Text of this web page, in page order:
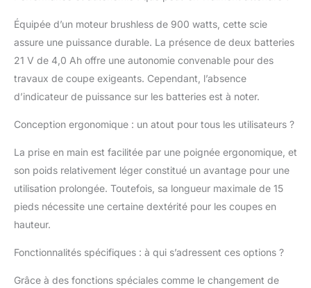
l'entretien des arbres, l'extérieur. [Coupe
multi-angle réglable & piscine d'extension]
Vous pouvez ajuster la longueur d'extension
en augmentant ou en diminuant le nombre
de bielles. Des longueurs d'extension sont
disponibles jusqu'à 2,0 m ou 2,5 m, ce qui
vous permet d'atteindre 15 pieds en toute
sécurité et facilement, éliminant ainsi le
besoin d'échelles instables. Remarque : vous
d'extension pour l'utiliser. La tige d'extension
améliorée offre plusieurs angles réglables
pour différentes situations de coupe, ce qui
facilite la coupe des branches à différents
endroits. [2 Pcs 21V 4000mAh Alimenté par
Batterie Pole Chainsaw] La tronçonneuse à
piles au lithium de grande capacité, vous
périodes sans interruption. Les batteries
Équipée d’un moteur brushless de 900 watts, cette scie
assure une puissance durable. La présence de deux batteries
21 V de 4,0 Ah offre une autonomie convenable pour des
travaux de coupe exigeants. Cependant, l’absence
d’indicateur de puissance sur les batteries est à noter.
Conception ergonomique : un atout pour tous les utilisateurs ?
La prise en main est facilitée par une poignée ergonomique, et
son poids relativement léger constitué un avantage pour une
utilisation prolongée. Toutefois, sa longueur maximale de 15
pieds nécessite une certaine dextérité pour les coupes en
hauteur.
Fonctionnalités spécifiques : à qui s’adressent ces options ?
Grâce à des fonctions spéciales comme le changement de